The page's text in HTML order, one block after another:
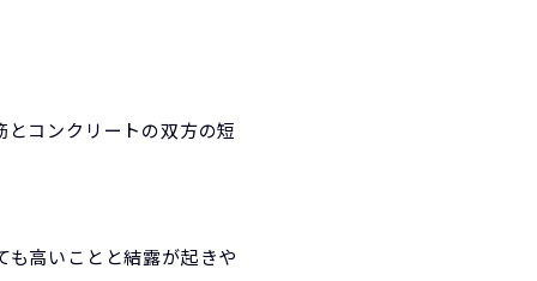
コンクリートの双方の短
高いことと結露が起きや